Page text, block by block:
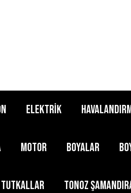
ELEKTRİK
MOTOR BOYALAR
TONOZ